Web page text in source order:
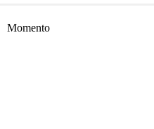
Momento